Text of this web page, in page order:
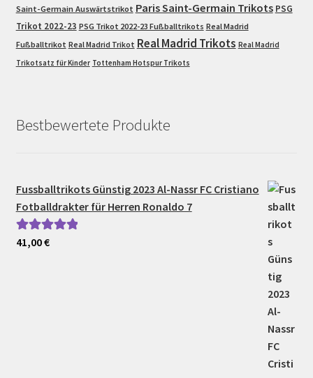
Saint-Germain Auswärtstrikot Paris Saint-Germain Trikots PSG
Trikot 2022-23 PSG Trikot 2022-23 Fußballtrikots Real Madrid
Fußballtrikot Real Madrid Trikot Real Madrid Trikots Real Madrid
Trikotsatz für Kinder Tottenham Hotspur Trikots
Bestbewertete Produkte
Fussballtrikots Günstig 2023 Al-Nassr FC Cristiano
Fotballdrakter für Herren Ronaldo 7
Bewertet mit
41,00€